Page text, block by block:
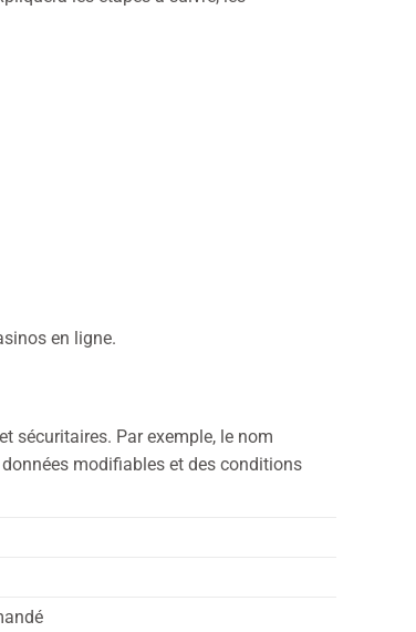
en ligne.
sécuritaires. Par exemple, le nom
modifiables et des conditions